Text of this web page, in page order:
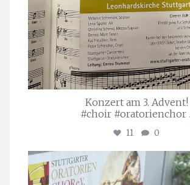
Konzert am 3. Advent!
#choir #oratorienchor
11 0
stuttgarter_oratorienchor
Juli 23